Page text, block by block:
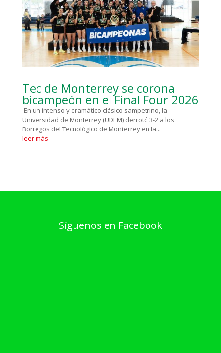
Tec de Monterrey se corona
bicampeón en el Final Four 2026
En un intenso y dramático clásico sampetrino, la
Universidad de Monterrey (UDEM) derrotó 3-2 a los
Borregos del Tecnológico de Monterrey en la...
leer más
Síguenos en Facebook